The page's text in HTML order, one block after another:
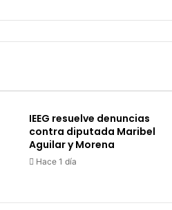
IEEG resuelve denuncias
contra diputada Maribel
Aguilar y Morena
Hace 1 día